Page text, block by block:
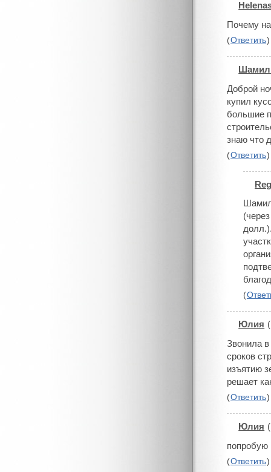
#
Почему
(Ответить)
#
Доброй
купил
большие
знаю что
(Ответить)
(
#Юлия
Звонила
сроков
изъятию
решает
(Ответить)
#Юлия
попробую
(Ответить)